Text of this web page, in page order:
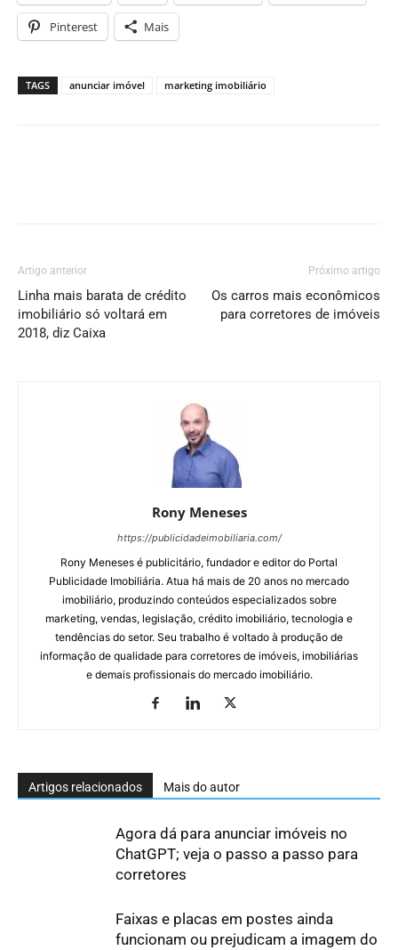
Pinterest Mais
TAGS anunciar imóvel marketing imobiliário
Artigo anterior
Linha mais barata de crédito
imobiliário só voltará em
2018, diz Caixa
Próximo artigo
Os carros mais econômicos
para corretores de imóveis
Rony Meneses
https://publicidadeimobiliaria.com/
Rony Meneses é publicitário, fundador e editor do Portal
Publicidade Imobiliária. Atua há mais de 20 anos no mercado
imobiliário, produzindo conteúdos especializados sobre
marketing, vendas, legislação, crédito imobiliário, tecnologia e
tendências do setor. Seu trabalho é voltado à produção de
informação de qualidade para corretores de imóveis, imobiliárias
e demais profissionais do mercado imobiliário.
Artigos relacionados Mais do autor
Agora dá para anunciar imóveis no
ChatGPT; veja o passo a passo para
corretores
Faixas e placas em postes ainda
funcionam ou prejudicam a imagem do